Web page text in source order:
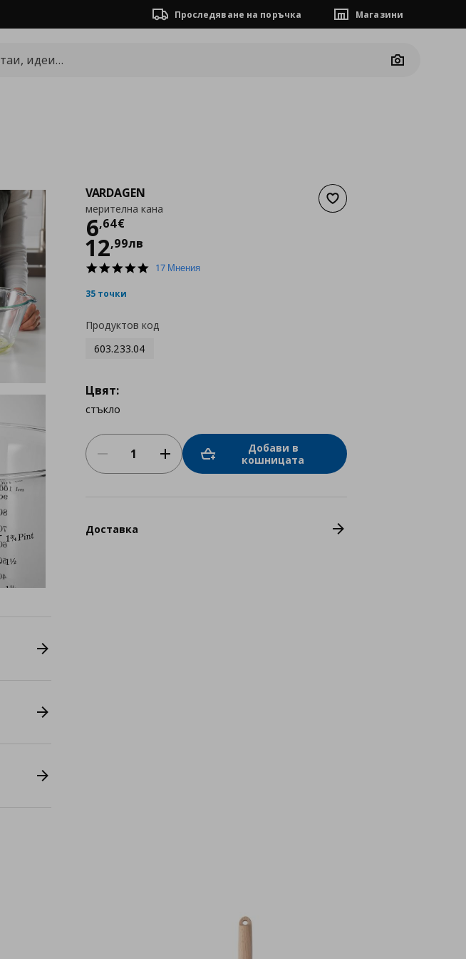
Проследяване на поръчка Магазини
Camera
Добави към списъка с
VARDAGEN
мерителна кана
6,64€
Цена
12,99лв
4.817 Мнения
35 точки
Продуктов код
603.233.04
Цвят:
стъкло
Добави в
кошницата
Доставка